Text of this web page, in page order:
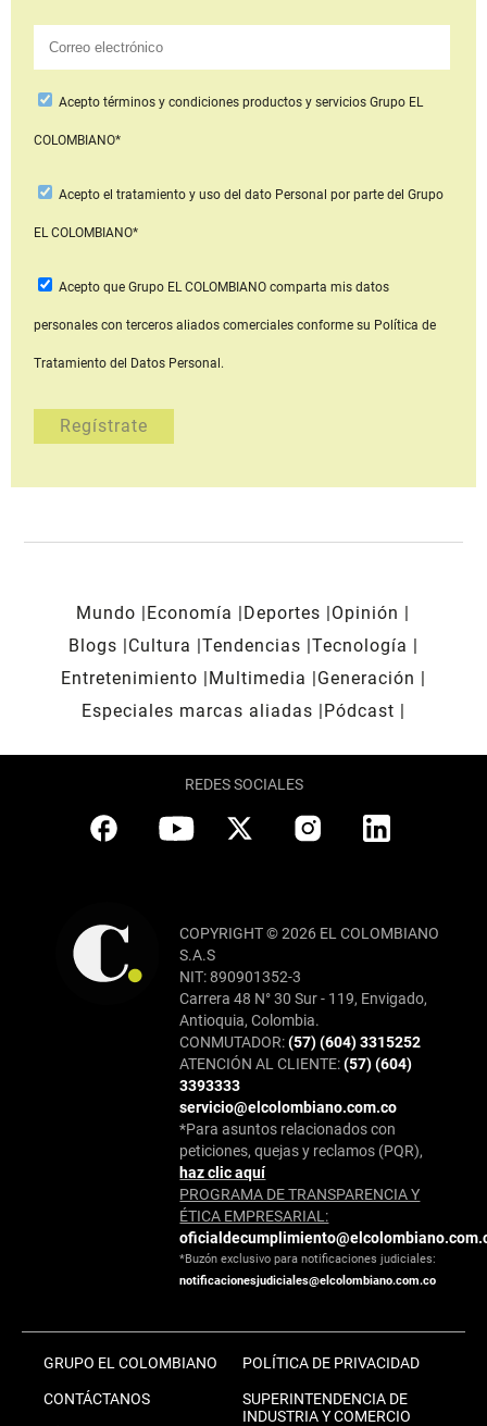
Aceptotérminos y condiciones productos y serviciosGrupo EL
COLOMBIANO*
Acepto el tratamiento y uso del dato Personal por parte del Grupo
EL COLOMBIANO*
Acepto que Grupo EL COLOMBIANOcomparta mis datos
personales con terceros aliados comerciales conforme su Política de
Tratamiento del Datos Personal.
Mundo Economía Deportes
Opinión
Blogs
Cultura Tendencias Tecnología
Entretenimiento
Multimedia
Generación
Especiales marcas aliadas
Pódcast
REDES SOCIALES
COPYRIGHT © 2026 EL COLOMBIANO
S.A.S
NIT: 890901352-3
Carrera 48 N° 30 Sur - 119, Envigado,
Antioquia, Colombia.
CONMUTADOR:(57) (604) 3315252
ATENCIÓN AL CLIENTE:(57) (604)
3393333
servicio@elcolombiano.com.co
*Para asuntos relacionados con
peticiones, quejas y reclamos (PQR),
haz clic aquí
PROGRAMA DE TRANSPARENCIA Y
ÉTICA EMPRESARIAL:
*Buzón exclusivo para notificaciones judiciales:
notificacionesjudiciales@elcolombiano.com.co
GRUPO EL COLOMBIANO
CONTÁCTANOS
POLÍTICA DE PRIVACIDAD
SUPERINTENDENCIA DE
INDUSTRIA Y COMERCIO